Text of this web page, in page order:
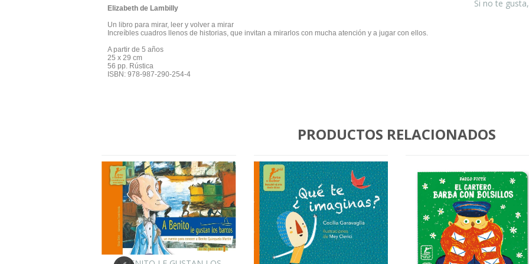
Elizabeth de Lambilly
Un libro para mirar, leer y volver a mirar
Increíbles cuadros llenos de historias, que invitan a mirarlos con mucha atención y a jugar con ellos.
A partir de 5 años
25 x 29 cm
56 pp. Rústica
ISBN: 978-987-290-254-4
Si no te
PRODUCTOS RELACIONADOS